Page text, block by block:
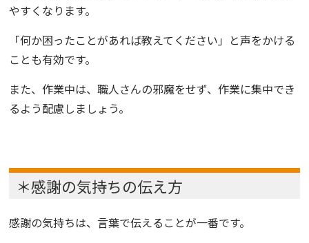
やすくなります。
「何か困ったことがあれば教えてください」と声をかける
ことも有効です。
また、作業中は、職人さんの邪魔をせず、作業に集中でき
るよう配慮しましょう。
＊感謝の気持ちの伝え方
感謝の気持ちは、言葉で伝えることが一番です。